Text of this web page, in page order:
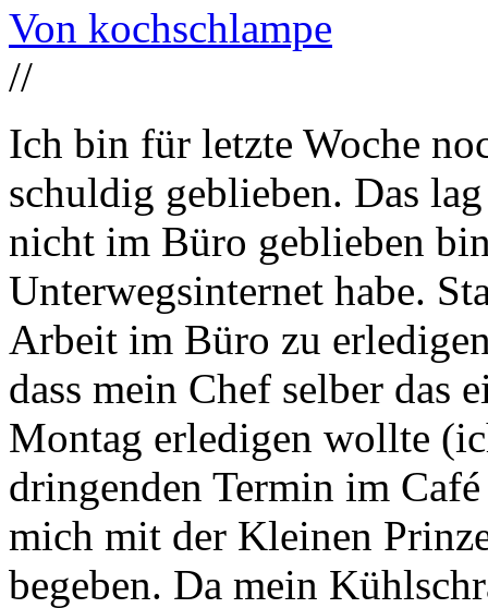
Von kochschlampe
//
Ich bin für letzte Woche
schuldig geblieben. Das
nicht im Büro geblieben
Unterwegsinternet habe.
Arbeit im Büro zu
dass mein Chef selber das
Montag erledigen wollte
dringenden Termin im
mich mit der Kleinen
begeben. Da mein